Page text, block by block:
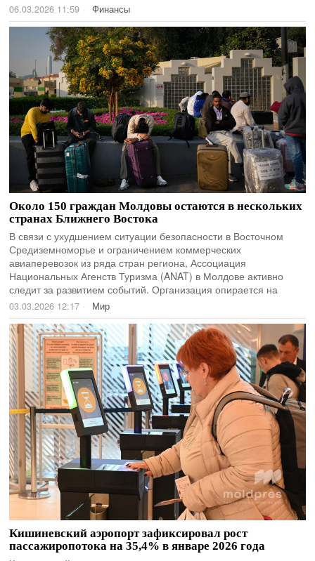
06.03.2026 11:59 Финансы
Около 150 граждан Молдовы остаются в нескольких
странах Ближнего Востока
В связи с ухудшением ситуации безопасности в Восточном
Средиземноморье и ограничением коммерческих
авиаперевозок из ряда стран региона, Ассоциация
Национальных Агенств Туризма (ANAT) в Молдове активно
следит за развитием событий. Организация опирается на
03.03.2026 12:17 Мир
Кишиневский аэропорт зафиксировал рост
пассажиропотока на 35,4% в январе 2026 года